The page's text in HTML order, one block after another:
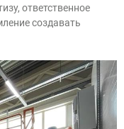
ответственное
создавать